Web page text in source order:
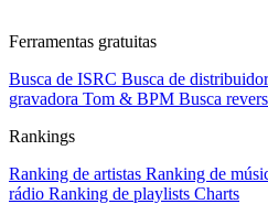
Ferramentas gratuitas
Busca de ISRC Busca de
gravadora Tom & BPM Busca
Rankings
Ranking de artistas Ranking de
rádio Ranking de playlists Charts